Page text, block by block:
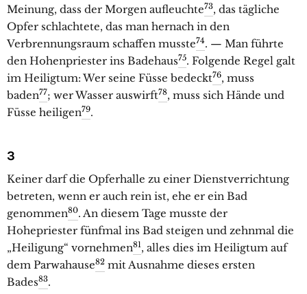
Meinung, dass der Morgen aufleuchte73, das tägliche
Opfer schlachtete, das man hernach in den
Verbrennungsraum schaffen musste74. — Man führte
den Hohenpriester ins Badehaus75. Folgende Regel galt
im Heiligtum: Wer seine Füsse bedeckt76, muss
baden77; wer Wasser auswirft78, muss sich Hände und
Füsse heiligen79.
3
Keiner darf die Opferhalle zu einer Dienstverrichtung
betreten, wenn er auch rein ist, ehe er ein Bad
genommen80. An diesem Tage musste der
Hohepriester fünfmal ins Bad steigen und zehnmal die
„Heiligung“ vornehmen81, alles dies im Heiligtum auf
dem Parwahause82 mit Ausnahme dieses ersten
Bades83.